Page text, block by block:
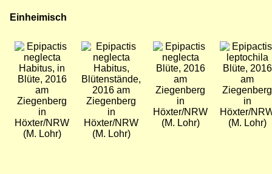
Einheimisch
Bild
Habitus, in
Blüte, 2016
am
Ziegenberg
in
Höxter/NRW
(M. Lohr)
Bild
Habitus,
Blütenstände,
2016 am
Ziegenberg
in
Höxter/NRW
(M. Lohr)
Bild
Blüte, 2016
am
Ziegenberg
in
Höxter/NRW
(M. Lohr)
Bild
Blüte, 2016
am
Ziegenberg
in
Höxter/
(M. Lohr)